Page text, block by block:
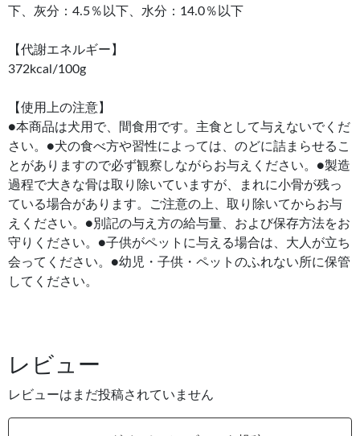
下、灰分：4.5％以下、水分：14.0％以下
【代謝エネルギー】
372kcal/100g
【使用上の注意】
●本商品は犬用で、間食用です。主食として与えないでくだ
さい。●犬の食べ方や習性によっては、のどに詰まらせるこ
とがありますので必ず観察しながらお与えください。●製造
過程で大きな骨は取り除いていますが、まれに小骨が残っ
ている場合があります。ご注意の上、取り除いてからお与
えください。●別記の与え方の給与量、および保存方法をお
守りください。●子供がペットに与える場合は、大人が立ち
会ってください。●幼児・子供・ペットのふれない所に保管
してください。
レビュー
レビューはまだ投稿されていません